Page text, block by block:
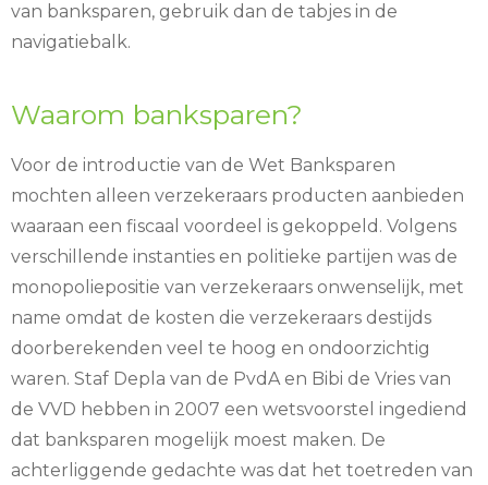
van banksparen, gebruik dan de tabjes in de
navigatiebalk.
Waarom banksparen?
Voor de introductie van de Wet Banksparen
mochten alleen verzekeraars producten aanbieden
waaraan een fiscaal voordeel is gekoppeld. Volgens
verschillende instanties en politieke partijen was de
monopoliepositie van verzekeraars onwenselijk, met
name omdat de kosten die verzekeraars destijds
doorberekenden veel te hoog en ondoorzichtig
waren. Staf Depla van de PvdA en Bibi de Vries van
de VVD hebben in 2007 een wetsvoorstel ingediend
dat banksparen mogelijk moest maken. De
achterliggende gedachte was dat het toetreden van